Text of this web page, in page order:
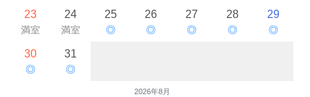
2026年8月
23
満室
24
満室
25
◎
26
◎
27
◎
28
◎
29
◎
30
◎
31
◎